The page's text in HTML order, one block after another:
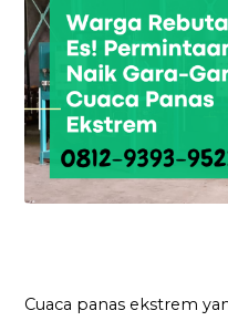
Cuaca panas ekstrem